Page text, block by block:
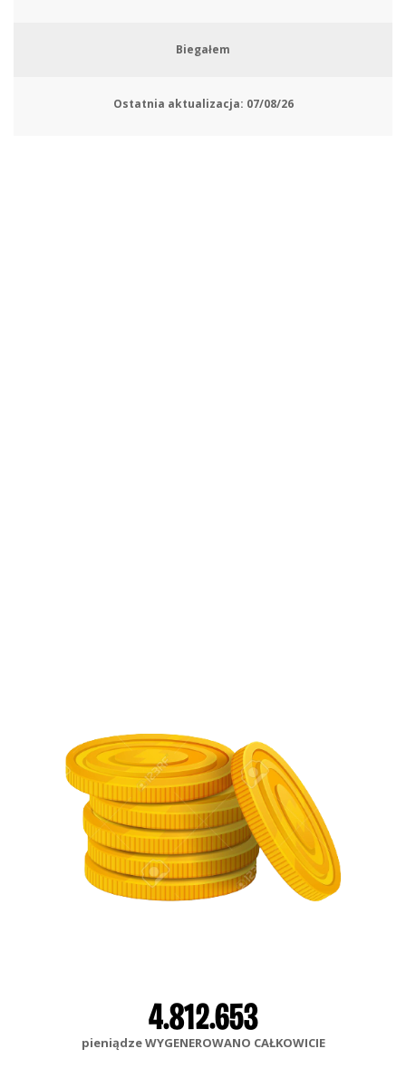
Biegałem
Ostatnia aktualizacja: 07/08/26
4.812.653
pieniądze WYGENEROWANO CAŁKOWICIE